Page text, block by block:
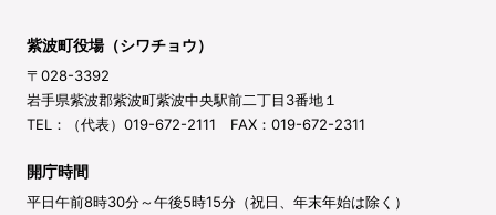
紫波町役場（シワチョウ）
〒028-3392
岩手県紫波郡紫波町紫波中央駅前二丁目3番地１
TEL：（代表）019-672-2111 FAX：019-672-2311
開庁時間
平日午前8時30分～午後5時15分（祝日、年末年始は除く）